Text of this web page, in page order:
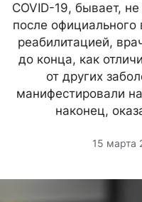
COVID-19, бывает,
после
реабилитацией,
до конца, как
от других
манифестировали
наконец,
15 марта